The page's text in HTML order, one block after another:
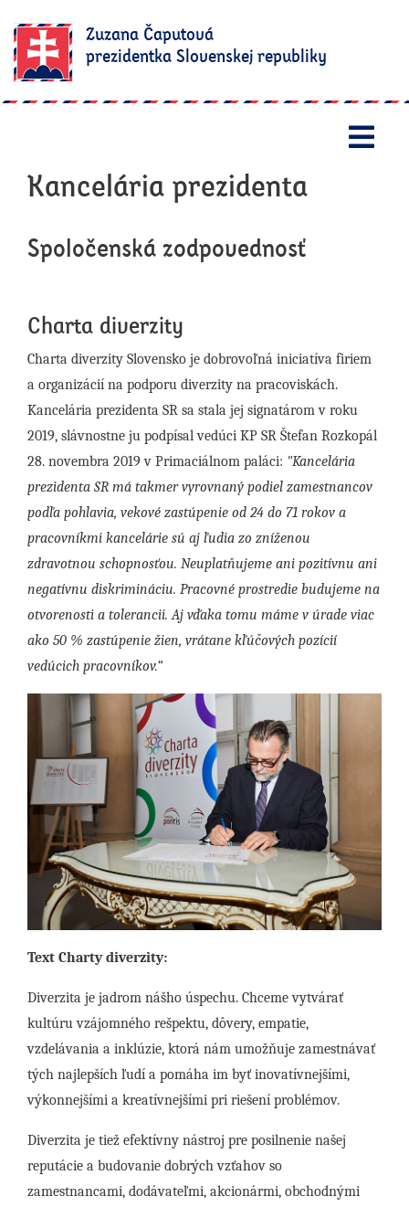
Zuzana Čaputová
prezidentka Slovenskej republiky
Kancelária prezidenta
Spoločenská zodpovednosť
Charta diverzity
Charta diverzity Slovensko je dobrovoľná iniciatíva firiem
a organizácií na podporu diverzity na pracoviskách.
Kancelária prezidenta SR sa stala jej signatárom v roku
2019, slávnostne ju podpísal vedúci KP SR Štefan Rozkopál
28. novembra 2019 v Primaciálnom paláci: "Kancelária
prezidenta SR má takmer vyrovnaný podiel zamestnancov
podľa pohlavia, vekové zastúpenie od 24 do 71 rokov a
pracovníkmi kancelárie sú aj ľudia zo zníženou
zdravotnou schopnosťou. Neuplatňujeme ani pozitívnu ani
negatívnu diskrimináciu. Pracovné prostredie budujeme na
otvorenosti a tolerancii. Aj vďaka tomu máme v úrade viac
ako 50 % zastúpenie žien, vrátane kľúčových pozícií
vedúcich pracovníkov.“
Text Charty diverzity:
Diverzita je jadrom nášho úspechu. Chceme vytvárať
kultúru vzájomného rešpektu, dôvery, empatie,
vzdelávania a inklúzie, ktorá nám umožňuje zamestnávať
tých najlepších ľudí a pomáha im byť inovatívnejšími,
výkonnejšími a kreatívnejšími pri riešení problémov.
Diverzita je tiež efektívny nástroj pre posilnenie našej
reputácie a budovanie dobrých vzťahov so
zamestnancami, dodávateľmi, akcionármi, obchodnými